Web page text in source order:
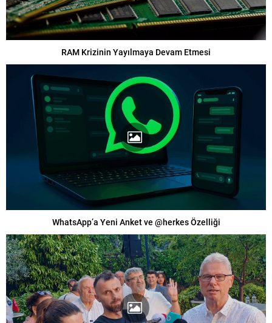
RAM Krizinin Yayılmaya Devam Etmesi
WhatsApp’a Yeni Anket ve @herkes Özelliği